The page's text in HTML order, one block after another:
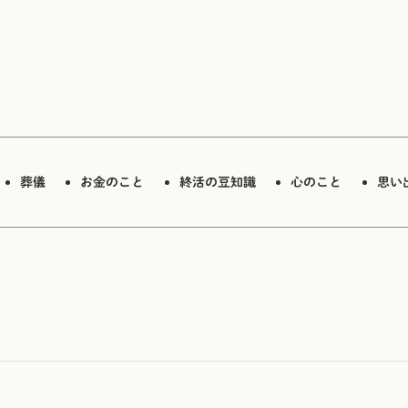
葬儀 お金のこと 終活の豆知識 心のこと 思い